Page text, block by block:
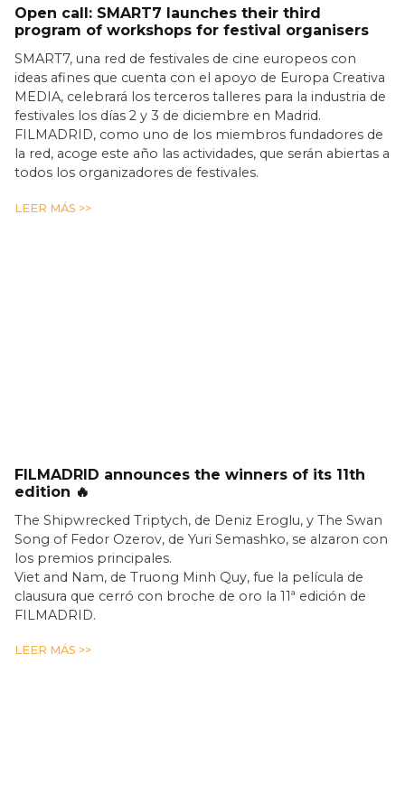
Open call: SMART7 launches their third
program of workshops for festival organisers
SMART7, una red de festivales de cine europeos con
ideas afines que cuenta con el apoyo de Europa Creativa
MEDIA, celebrará los terceros talleres para la industria de
festivales los días 2 y 3 de diciembre en Madrid.
FILMADRID, como uno de los miembros fundadores de
la red, acoge este año las actividades, que serán abiertas a
todos los organizadores de festivales.
LEER MÁS >>
FILMADRID announces the winners of its 11th
edition 🔥
The Shipwrecked Triptych, de Deniz Eroglu, y The Swan
Song of Fedor Ozerov, de Yuri Semashko, se alzaron con
los premios principales.
Viet and Nam, de Truong Minh Quy, fue la película de
clausura que cerró con broche de oro la 11ª edición de
FILMADRID.
LEER MÁS >>